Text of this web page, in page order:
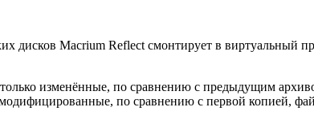
дисков Macrium Reflect смонтирует в
изменённые, по сравнению с предыдущим
по сравнению с первой копией,